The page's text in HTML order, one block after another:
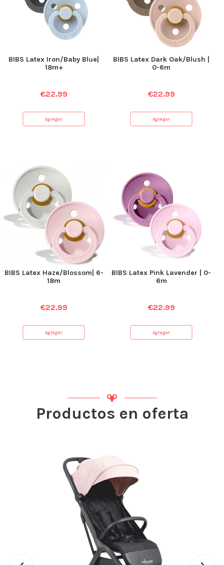
BIBS Latex Iron/Baby Blue|
18m+
€22.99
Agregar
BIBS Latex Dark Oak/Blush |
0-6m
€22.99
Agregar
BIBS Latex Haze/Blossom| 6-
18m
€22.99
Agregar
BIBS Latex Pink Lavender | 0-
6m
€22.99
Agregar
Productos en oferta